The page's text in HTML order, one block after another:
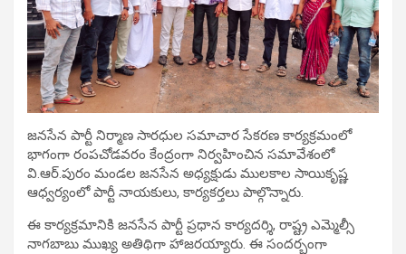
జనసేన పార్టీ నిర్మాణ సారధుల సమాచార సేకరణ కార్యక్రమంలో
భాగంగా రంపచోడవరం కేంద్రంగా నిర్వహించిన సమావేశంలో
వి.ఆర్.పురం మండల జనసేన అధ్యక్షుడు ములకాల సాయికృష్ణ
ఆధ్వర్యంలో పార్టీ నాయకులు, కార్యకర్తలు పాల్గొన్నారు.
ఈ కార్యక్రమానికి జనసేన పార్టీ ప్రధాన కార్యదర్శి, రాష్ట్ర ఎమ్మెల్సీ
నాగబాబు ముఖ్య అతిథిగా హాజరయ్యారు. ఈ సందర్భంగా